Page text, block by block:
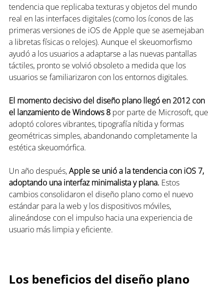
tendencia que replicaba texturas y objetos del mundo
real en las interfaces digitales (como los íconos de las
primeras versiones de iOS de Apple que se asemejaban
a libretas físicas o relojes). Aunque el skeuomorfismo
ayudó a los usuarios a adaptarse a las nuevas pantallas
táctiles, pronto se volvió obsoleto a medida que los
usuarios se familiarizaron con los entornos digitales.
El momento decisivo del diseño plano llegó en 2012 con
el lanzamiento de Windows 8 por parte de Microsoft, que
adoptó colores vibrantes, tipografía nítida y formas
geométricas simples, abandonando completamente la
estética skeuomórfica.
Un año después, Apple se unió a la tendencia con iOS 7,
adoptando una interfaz minimalista y plana. Estos
cambios consolidaron el diseño plano como el nuevo
estándar para la web y los dispositivos móviles,
alineándose con el impulso hacia una experiencia de
usuario más limpia y eficiente.
Los beneficios del diseño plano